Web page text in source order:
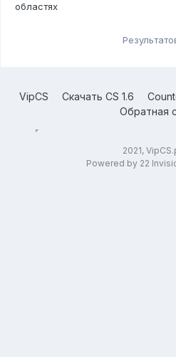
областях
VipCS Скачать CS 1.6
Обратная
2021,
Powered by 22